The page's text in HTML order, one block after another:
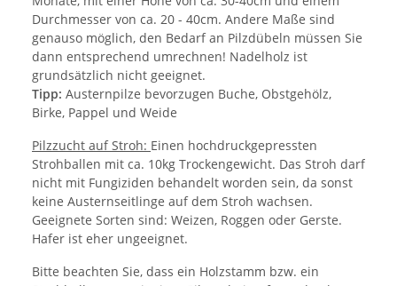
Durchmesser von ca. 20 - 40cm. Andere Maße sind
genauso möglich, den Bedarf an Pilzdübeln müssen Sie
dann entsprechend umrechnen! Nadelholz ist
grundsätzlich nicht geeignet.
Tipp: Austernpilze bevorzugen Buche, Obstgehölz,
Birke, Pappel und Weide
Pilzzucht auf Stroh: Einen hochdruckgepressten
Strohballen mit ca. 10kg Trockengewicht. Das Stroh darf
nicht mit Fungiziden behandelt worden sein, da sonst
keine Austernseitlinge auf dem Stroh wachsen.
Geeignete Sorten sind: Weizen, Roggen oder Gerste.
Hafer ist eher ungeeignet.
Bitte beachten Sie, dass ein Holzstamm bzw. ein